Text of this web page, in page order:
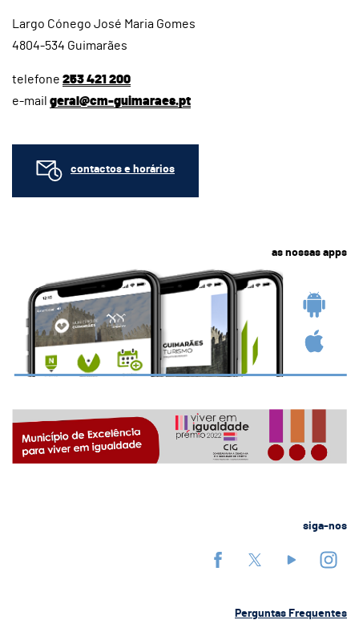
Largo Cónego José Maria Gomes
4804-534 Guimarães
telefone 253 421 200
e-mail geral@cm-guimaraes.pt
contactos e horários
as nossas apps
siga-nos
Perguntas Frequentes